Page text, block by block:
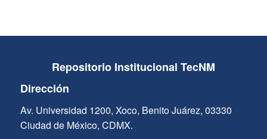
Repositorio Institucional TecNM
Dirección
Av. Universidad 1200, Xoco, Benito Juárez, 03330
Ciudad de México, CDMX.